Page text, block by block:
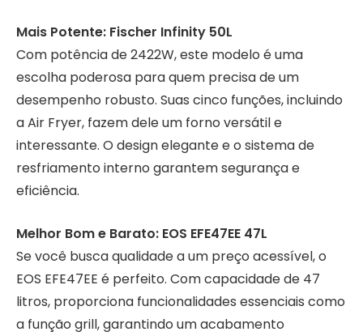
Mais Potente: Fischer Infinity 50L
Com potência de 2422W, este modelo é uma
escolha poderosa para quem precisa de um
desempenho robusto. Suas cinco funções, incluindo
a Air Fryer, fazem dele um forno versátil e
interessante. O design elegante e o sistema de
resfriamento interno garantem segurança e
eficiência.
Melhor Bom e Barato: EOS EFE47EE 47L
Se você busca qualidade a um preço acessível, o
EOS EFE47EE é perfeito. Com capacidade de 47
litros, proporciona funcionalidades essenciais como
a função grill, garantindo um acabamento